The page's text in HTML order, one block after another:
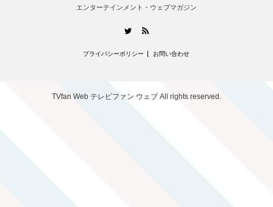
エンターテインメント・ウェブマガジン
Twitter
プライバシーポリシー お問い合わせ
TVfan Web テレビファン ウェブ All rights reserved.